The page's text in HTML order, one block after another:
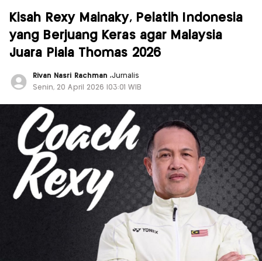
Kisah Rexy Mainaky, Pelatih Indonesia
yang Berjuang Keras agar Malaysia
Juara Piala Thomas 2026
Rivan Nasri Rachman ,Jurnalis
Senin, 20 April 2026 |03:01 WIB